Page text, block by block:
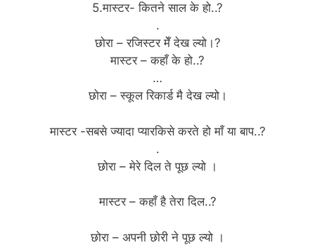
5.मास्टर- कितने साल के हो..?
.
छोरा – रजिस्टर मेँ देख ल्यो।?
मास्टर – कहाँ के हो..?
…
छोरा – स्कूल रिकार्ड मै देख ल्यो।
मास्टर -सबसे ज्यादा प्यारकिसे करते हो माँ या बाप..?
.
छोरा – मेरे दिल ते पूछ ल्यो ।
मास्टर – कहाँ है तेरा दिल..?
छोरा – अपनी छोरी ने पूछ ल्यो ।